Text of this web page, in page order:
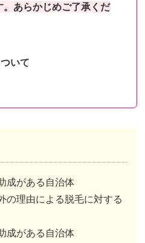
あらかじめご了承くだ
いて
その情報を都道府県がまとめたケースがあります。
区町村によって異なります。
成がある自治体
の理由による脱毛に対する
成がある自治体